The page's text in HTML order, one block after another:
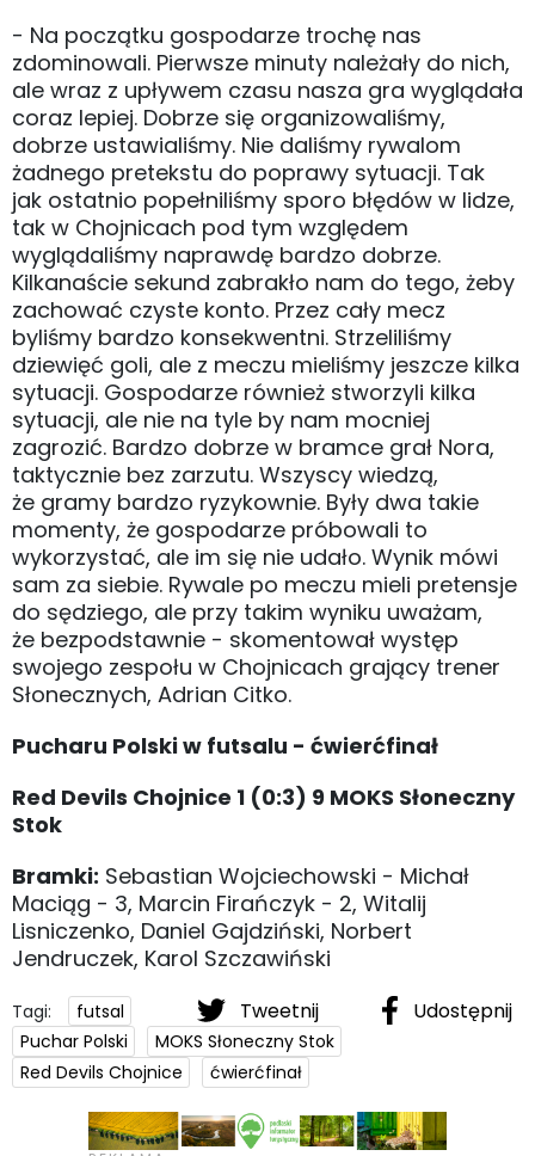
- Na początku gospodarze trochę nas
zdominowali. Pierwsze minuty należały do nich,
ale wraz z upływem czasu nasza gra wyglądała
coraz lepiej. Dobrze się organizowaliśmy,
dobrze ustawialiśmy. Nie daliśmy rywalom
żadnego pretekstu do poprawy sytuacji. Tak
jak ostatnio popełniliśmy sporo błędów w lidze,
tak w Chojnicach pod tym względem
wyglądaliśmy naprawdę bardzo dobrze.
Kilkanaście sekund zabrakło nam do tego, żeby
zachować czyste konto. Przez cały mecz
byliśmy bardzo konsekwentni. Strzeliliśmy
dziewięć goli, ale z meczu mieliśmy jeszcze kilka
sytuacji. Gospodarze również stworzyli kilka
sytuacji, ale nie na tyle by nam mocniej
zagrozić. Bardzo dobrze w bramce grał Nora,
taktycznie bez zarzutu. Wszyscy wiedzą,
że gramy bardzo ryzykownie. Były dwa takie
momenty, że gospodarze próbowali to
wykorzystać, ale im się nie udało. Wynik mówi
sam za siebie. Rywale po meczu mieli pretensje
do sędziego, ale przy takim wyniku uważam,
że bezpodstawnie - skomentował występ
swojego zespołu w Chojnicach grający trener
Słonecznych, Adrian Citko.
Pucharu Polski w futsalu - ćwierćfinał
Red Devils Chojnice 1 (0:3) 9 MOKS Słoneczny
Stok
Bramki: Sebastian Wojciechowski - Michał
Maciąg - 3, Marcin Firańczyk - 2, Witalij
Lisniczenko, Daniel Gajdziński, Norbert
Jendruczek, Karol Szczawiński
Tweetnij Udostępnij
Tagi:
futsal
Puchar Polski
MOKS Słoneczny Stok
Red Devils Chojnice
ćwierćfinał